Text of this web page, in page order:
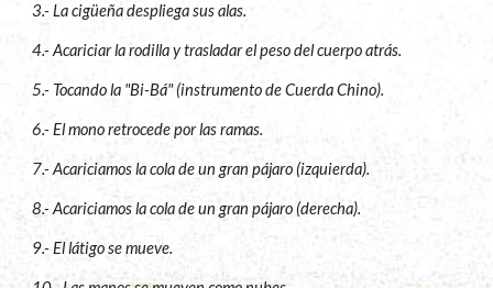
3.- La cigüeña despliega sus alas.
4.- Acariciar la rodilla y trasladar el peso del cuerpo atrás.
5.- Tocando la "Bi-Bá" (instrumento de Cuerda Chino).
6.- El mono retrocede por las ramas.
7.- Acariciamos la cola de un gran pájaro (izquierda).
8.- Acariciamos la cola de un gran pájaro (derecha).
9.- El látigo se mueve.